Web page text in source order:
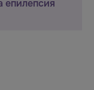
епилепсия